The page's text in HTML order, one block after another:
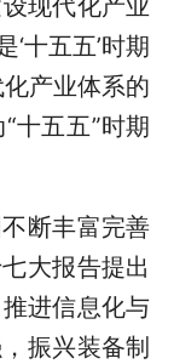
十五五’时期
产业体系的
十五五”时期
断丰富完善
大报告提出
进信息化与
振兴装备制